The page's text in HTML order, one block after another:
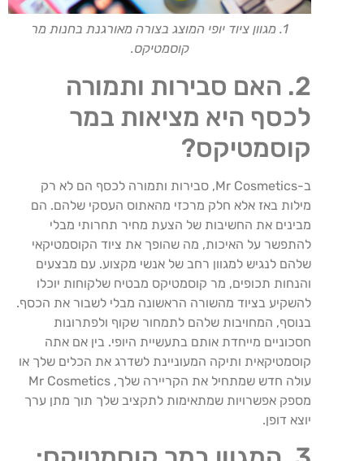
1. מגוון ציוד יופי המוצג בצורה מאורגנת בחנות מר
קוסמטיקס.
2. האם סבירות ותמורה
לכסף היא מציאות במר
קוסמטיקס?
ב-Mr Cosmetics, סבירות ותמורה לכסף הם לא רק
מילות באז אלא חלק מרכזי מהאתוס העסקי שלהם. הם
מבינים את החשיבות של הצעת מחיר תחרותי מבלי
להתפשר על האיכות, מה שהופך את ציוד הקוסמטיקאי
שלהם לנגיש למגוון רחב של אנשי מקצוע. עם מבצעים
והנחות תכופים, מר קוסמטיקס מבטיח שלקוחות יוכלו
להשקיע בציוד מהשורה הראשונה מבלי לשבור את הכסף.
בנוסף, המחויבות שלהם לתמחור שקוף ולפתרונות
חסכוניים מייחדת אותם בתעשיית היופי. בין אם אתה
קוסמטיקאית ותיקה המעוניינת לשדרג את הכלים שלך או
עולה חדש שמתחיל את הקריירה שלך, Mr Cosmetics
מספק אפשרויות שמתאימות לתקציב שלך תוך מתן ערך
יוצא דופן.